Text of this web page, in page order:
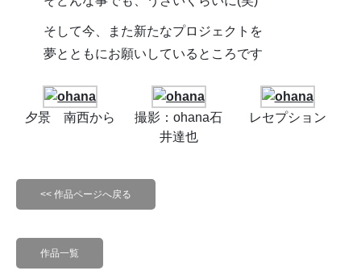
そして今、また新たなプロジェクトを
夢とともにお願いしているところです
夕景 南西から
撮影：ohana石
井達也
レセプション
<< 作品ページへ戻る
作品一覧